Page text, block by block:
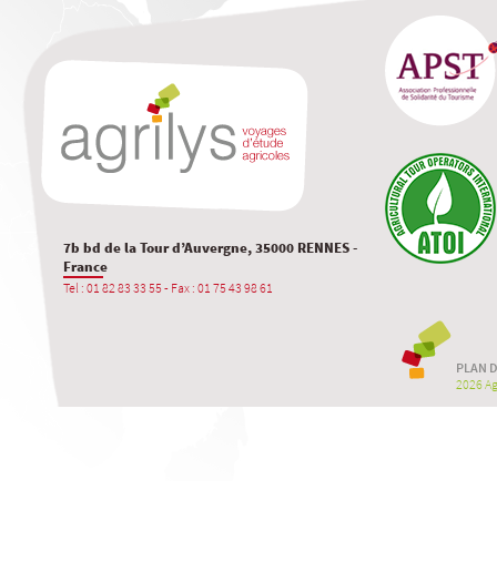
7b bd de la Tour d’Auvergne, 35000 RENNES -
France
Tel : 01 82 83 33 55 - Fax : 01 75 43 98 61
PLAN
2026